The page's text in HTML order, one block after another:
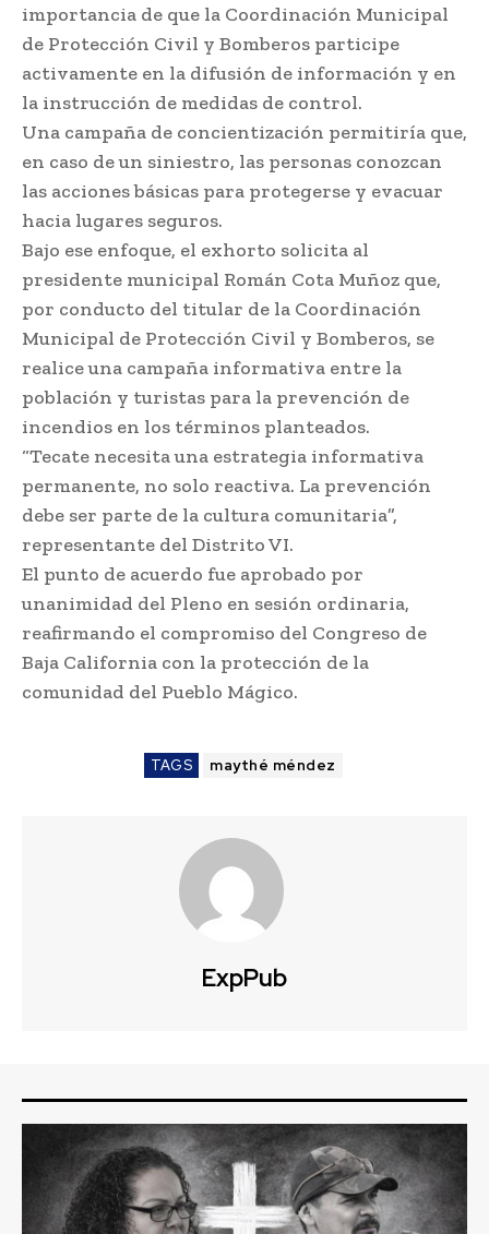
importancia de que la Coordinación Municipal
de Protección Civil y Bomberos participe
activamente en la difusión de información y en
la instrucción de medidas de control.
Una campaña de concientización permitiría que,
en caso de un siniestro, las personas conozcan
las acciones básicas para protegerse y evacuar
hacia lugares seguros.
Bajo ese enfoque, el exhorto solicita al
presidente municipal Román Cota Muñoz que,
por conducto del titular de la Coordinación
Municipal de Protección Civil y Bomberos, se
realice una campaña informativa entre la
población y turistas para la prevención de
incendios en los términos planteados.
“Tecate necesita una estrategia informativa
permanente, no solo reactiva. La prevención
debe ser parte de la cultura comunitaria”,
representante del Distrito VI.
El punto de acuerdo fue aprobado por
unanimidad del Pleno en sesión ordinaria,
reafirmando el compromiso del Congreso de
Baja California con la protección de la
comunidad del Pueblo Mágico.
TAGS maythé méndez
ExpPub